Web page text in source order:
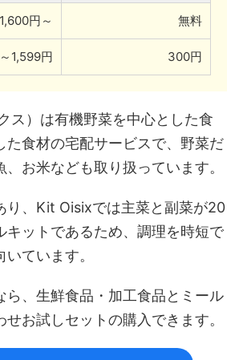
1,600円～ 無料
～1,599円 300円
ス）は有機野菜を中心とした食
た食材の宅配サービスで、野菜だ
お米なども取り扱っています。
り、Kit Oisixでは主菜と副菜が20
キットであるため、調理を時短で
ています。
ら、生鮮食品・加工食品とミール
お試しセットの購入できます。